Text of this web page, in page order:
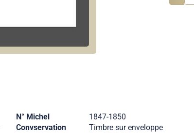
N° Michel
1847-1850
Convservation
Timbre sur enveloppe